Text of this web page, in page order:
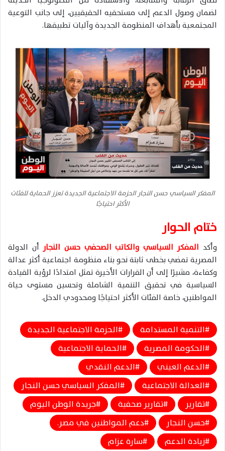
لضمان وصول الدعم إلى مستحقيه الحقيقيين، إلى جانب التوعية
المجتمعية بأهداف المنظومة الجديدة وآليات تطبيقها.
المفكر السياسي حسن النجار الحزمة الاجتماعية الجديدة تعزز الحماية للفئات
الأكثر احتياجًا
ختام الحوار
وأكد المفكر السياسي والكاتب الصحفي حسن النجارأن الدولة
المصرية تمضي بخطى ثابتة نحو بناء منظومة اجتماعية أكثر عدالة
وكفاءة، مشيرًا إلى أن القرارات الأخيرة تمثل امتدادًا لرؤية القيادة
السياسية في تحقيق التنمية الشاملة وتحسين مستوى حياة
المواطنين، خاصة الفئات الأكثر احتياجًا ومحدودي الدخل.
التنمية المستدامة
الحزمة الاجتماعية الجديدة
الحكومة المصرية
الحماية الاجتماعية
الدعم العيني
الدعم النقدي
العدالة الاجتماعية
المفكر السياسي حسن النجار
تقارير
تقارير صحفية
جريدة الوطن اليوم
حسن النجار
دعم المواطنين في مصر.
زيادة الدعم
سارة عزام